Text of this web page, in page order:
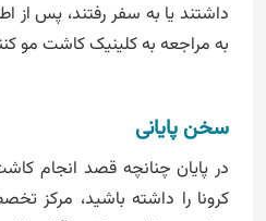
داشتند یا به سفر رفتند، پس از
به مراجعه به کلینیک کاشت مو
سخن پایانی
در پایان چنانچه قصد انجام
کرونا را داشته باشید، مرکز